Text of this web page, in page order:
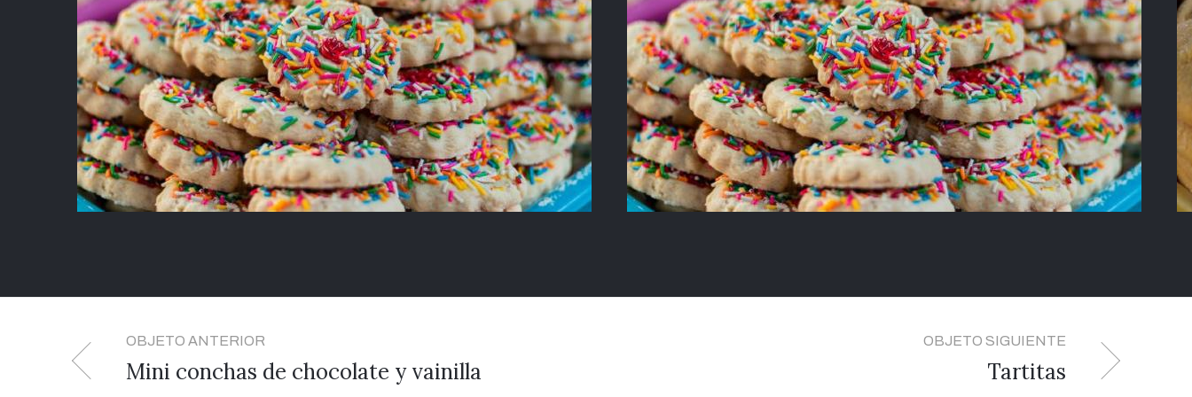
OBJETO ANTERIOR
Mini conchas de chocolate y vainilla
OBJETO SIGUIENTE
Tartitas